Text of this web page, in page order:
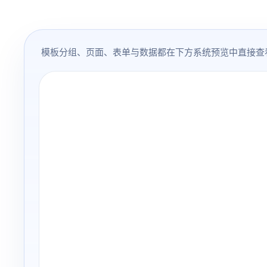
模板分组、页面、表单与数据都在下方系统预览中直接查